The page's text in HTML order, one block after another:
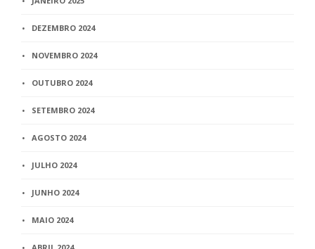
DEZEMBRO 2024
NOVEMBRO 2024
OUTUBRO 2024
SETEMBRO 2024
AGOSTO 2024
JULHO 2024
JUNHO 2024
MAIO 2024